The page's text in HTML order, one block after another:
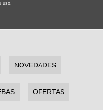
uso.
NOVEDADES
OFERTAS